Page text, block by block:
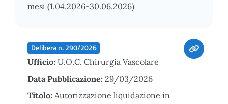
mesi (1.04.2026-30.06.2026)
Delibera n. 290/2026
Ufficio: U.O.C. Chirurgia Vascolare
Data Pubblicazione: 29/03/2026
Titolo: Autorizzazione liquidazione in